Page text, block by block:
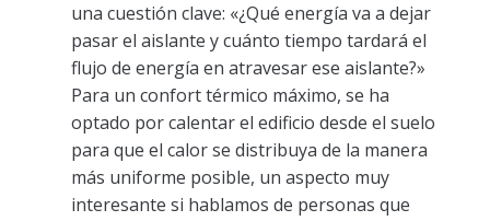
una cuestión clave: «¿Qué energía va a dejar
pasar el aislante y cuánto tiempo tardará el
flujo de energía en atravesar ese aislante?»
Para un confort térmico máximo, se ha
optado por calentar el edificio desde el suelo
para que el calor se distribuya de la manera
más uniforme posible, un aspecto muy
interesante si hablamos de personas que